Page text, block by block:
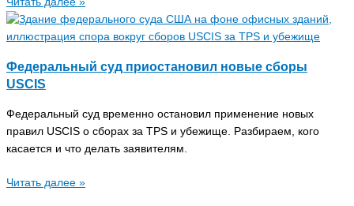
Федеральный суд приостановил новые сборы
USCIS
Федеральный суд временно остановил применение новых
правил USCIS о сборах за TPS и убежище. Разбираем, кого
касается и что делать заявителям.
Читать далее »